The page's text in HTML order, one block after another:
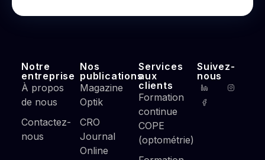
Notre
entreprise
À propos
de nous
Contactez-
nous
Nos
publications
Magazine
Optik
CRO
Journal
Online
Services
aux
clients
Formation
continue
COPE
(optométrie)
Suivez-
nous